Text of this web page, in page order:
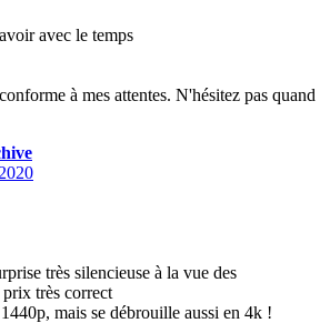
avec le temps
à mes attentes. N'hésitez pas quand
très silencieuse à la vue des
très correct
mais se débrouille aussi en 4k !